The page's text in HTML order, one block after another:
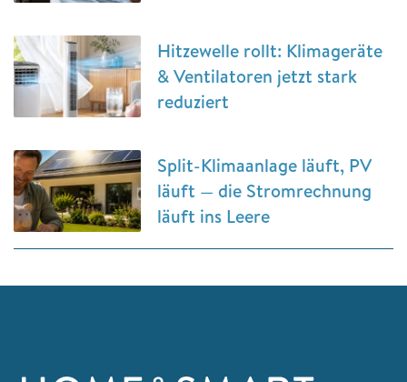
Hitzewelle rollt: Klimageräte
& Ventilatoren jetzt stark
reduziert
Split-Klimaanlage läuft, PV
läuft — die Stromrechnung
läuft ins Leere